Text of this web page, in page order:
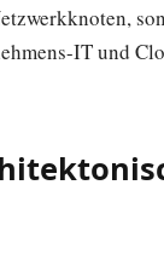
IT und